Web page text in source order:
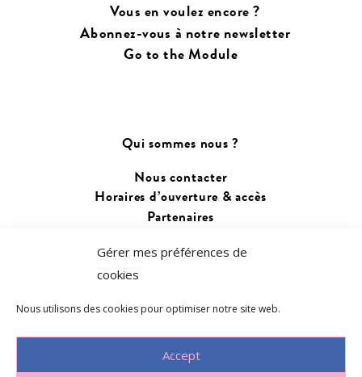
Gérer mes préférences de
cookies
Nous utilisons des cookies pour optimiser notre site web.
Accept
Vous en voulez encore ?
Abonnez-vous à notre newsletter
Go to the Module
Qui sommes nous ?
Nous contacter
Horaires d’ouverture & accès
Partenaires
Changer de langue :